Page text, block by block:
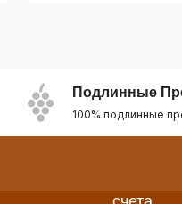
Подлинные
100% подлинные